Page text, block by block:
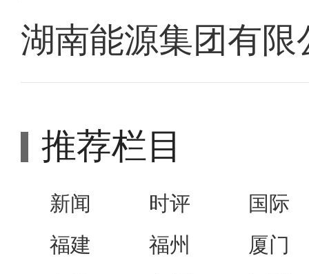
湖南能源集团有
推荐栏目
新闻 时评
国际
福建
福州
厦门